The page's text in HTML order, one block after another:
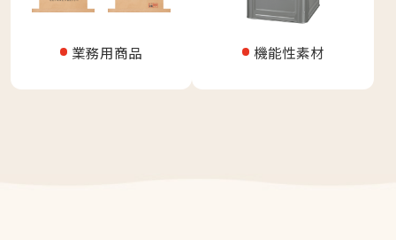
業務用商品 機能性素材